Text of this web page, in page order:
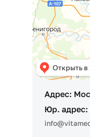
Адрес:
Юр.